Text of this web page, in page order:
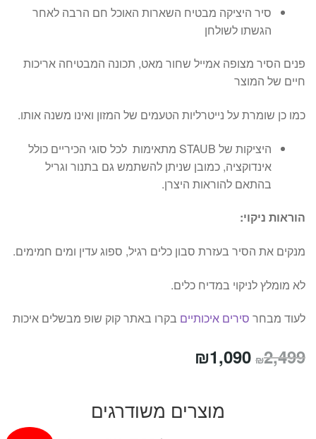
סיר היציקה מבטיח השארות האוכל חם הרבה לאחר
הגשתו לשולחן
פנים הסיר מצופה אמייל שחור מאט, תכונה המבטיחה אריכות
חיים של המוצר
כמו כן שומרת על נייטרליות הטעמים של המזון ואינו משנה אותו.
היציקות של STAUB מתאימות לכל סוגי הכיריים כולל
אינדוקציה, כמובן שניתן להשתמש גם בתנור וגריל
בהתאם להוראות היצרן.
הוראות ניקוי:
מנקים את הסיר בעזרת סבון כלים רגיל, ספוג עדין ומים חמימים.
לא מומלץ לניקוי במדיח כלים.
לעוד מבחר סירים איכותיים בקרו באתר קוק שופ מבשלים איכות
₪2,499 המחיר
היה:
₪1,090
הוא:
מוצרים משודרגים